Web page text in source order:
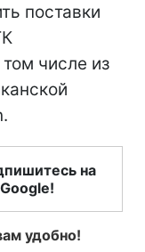
поставки
числе из
на
удобно!